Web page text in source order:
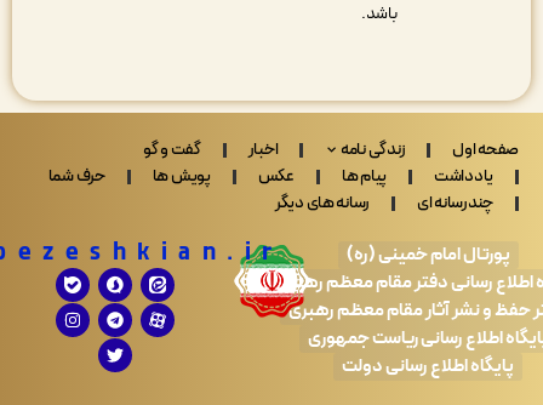
اول زندگی نامه اخبار
گفت و گو
پیام ها عکس پویش ها
حرف شما
ای
رسانه های دیگر
امام خمینی (ره)
رسانی دفتر مقام معظم رهبری
آثار مقام معظم رهبری
رسانی ریاست جمهوری
اطلاع رسانی دولت
Drpezeshkian.ir